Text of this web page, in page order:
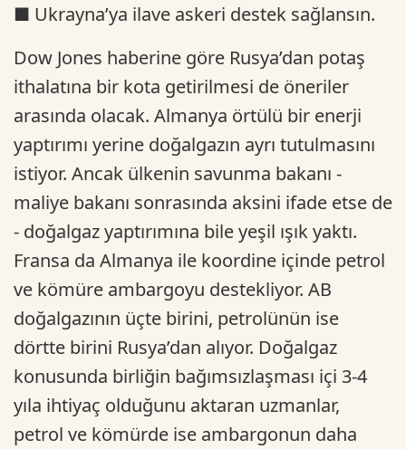
■ Ukrayna’ya ilave askeri destek sağlansın.
Dow Jones haberine göre Rusya’dan potaş
ithalatına bir kota getirilmesi de öneriler
arasında olacak. Almanya örtülü bir enerji
yaptırımı yerine doğalgazın ayrı tutulmasını
istiyor. Ancak ülkenin savunma bakanı -
maliye bakanı sonrasında aksini ifade etse de
- doğalgaz yaptırımına bile yeşil ışık yaktı.
Fransa da Almanya ile koordine içinde petrol
ve kömüre ambargoyu destekliyor. AB
doğalgazının üçte birini, petrolünün ise
dörtte birini Rusya’dan alıyor. Doğalgaz
konusunda birliğin bağımsızlaşması içi 3-4
yıla ihtiyaç olduğunu aktaran uzmanlar,
petrol ve kömürde ise ambargonun daha